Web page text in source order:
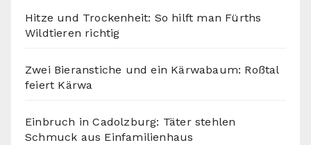
Hitze und Trockenheit: So hilft man Fürths
Wildtieren richtig
Zwei Bieranstiche und ein Kärwabaum: Roßtal
feiert Kärwa
Einbruch in Cadolzburg: Täter stehlen
Schmuck aus Einfamilienhaus